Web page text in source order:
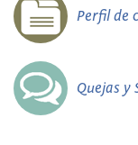
Perfil de
Quejas y